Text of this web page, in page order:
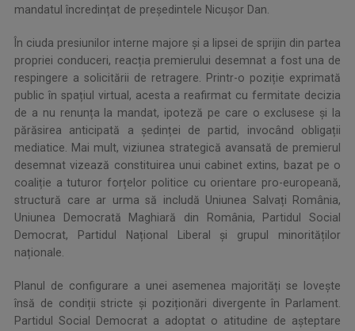
mandatul încredințat de președintele Nicușor Dan.
În ciuda presiunilor interne majore și a lipsei de sprijin din partea
propriei conduceri, reacția premierului desemnat a fost una de
respingere a solicitării de retragere. Printr-o poziție exprimată
public în spațiul virtual, acesta a reafirmat cu fermitate decizia
de a nu renunța la mandat, ipoteză pe care o exclusese și la
părăsirea anticipată a ședinței de partid, invocând obligații
mediatice. Mai mult, viziunea strategică avansată de premierul
desemnat vizează constituirea unui cabinet extins, bazat pe o
coaliție a tuturor forțelor politice cu orientare pro-europeană,
structură care ar urma să includă Uniunea Salvați România,
Uniunea Democrată Maghiară din România, Partidul Social
Democrat, Partidul Național Liberal și grupul minorităților
naționale.
Planul de configurare a unei asemenea majorități se lovește
însă de condiții stricte și poziționări divergente în Parlament.
Partidul Social Democrat a adoptat o atitudine de așteptare